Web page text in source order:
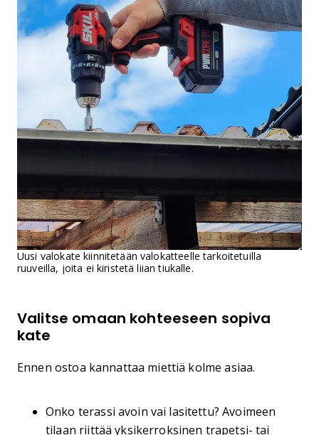
Uusi valokate kiinnitetään valokatteelle tarkoitetuilla
ruuveilla, joita ei kiristetä liian tiukalle.
Valitse omaan kohteeseen sopiva
kate
Ennen ostoa kannattaa miettiä kolme asiaa.
Onko terassi avoin vai lasitettu? Avoimeen
tilaan riittää yksikerroksinen trapetsi- tai